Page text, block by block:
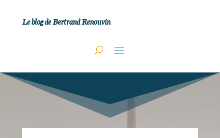
Le blog de Bertrand Renouvin